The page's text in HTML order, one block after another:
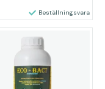
Beställningsvara